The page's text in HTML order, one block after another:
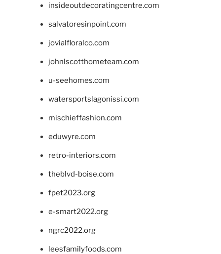
insideoutdecoratingcentre.com
salvatoresinpoint.com
jovialfloralco.com
johnlscotthometeam.com
u-seehomes.com
watersportslagonissi.com
mischieffashion.com
eduwyre.com
retro-interiors.com
theblvd-boise.com
fpet2023.org
e-smart2022.org
ngrc2022.org
leesfamilyfoods.com